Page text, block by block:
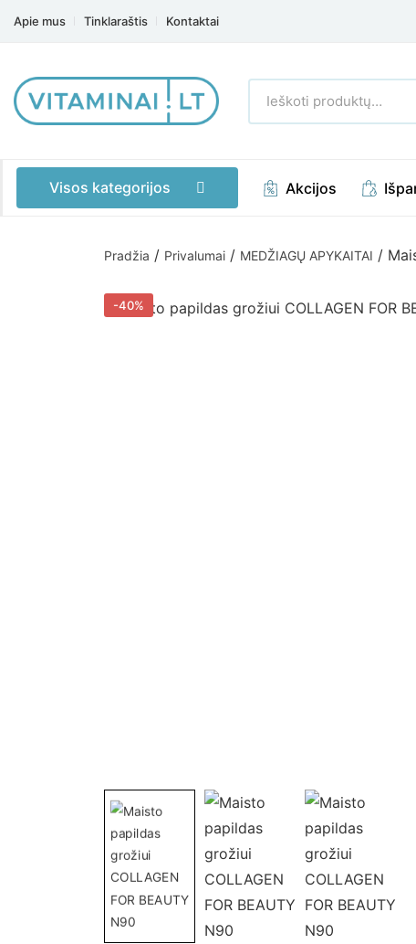
Apie mus Tinklaraštis Kontaktai
Ieškoti
produktų:
Visos kategorijos Akcijos
Pradžia / Privalumai / MEDŽIAGŲ APYKAITAI /
-40%